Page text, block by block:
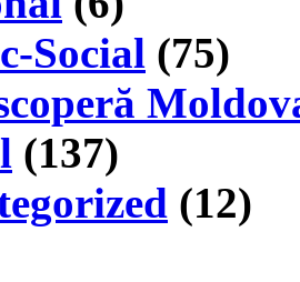
Social (75)
(137)
(12)